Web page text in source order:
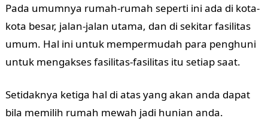
Pada umumnya rumah-rumah seperti ini ada di kota-
kota besar, jalan-jalan utama, dan di sekitar fasilitas
umum. Hal ini untuk mempermudah para penghuni
untuk mengakses fasilitas-fasilitas itu setiap saat.
Setidaknya ketiga hal di atas yang akan anda dapat
bila memilih rumah mewah jadi hunian anda.